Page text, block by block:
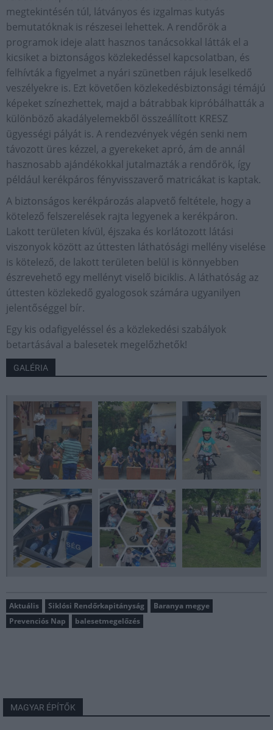
megtekintésén túl, látványos és izgalmas kutyás
bemutatóknak is részesei lehettek. A rendőrök a
programok ideje alatt hasznos tanácsokkal látták el a
kicsiket a biztonságos közlekedéssel kapcsolatban, és
felhívták a figyelmet a nyári szünetben rájuk leselkedő
veszélyekre is. Ezt követően közlekedésbiztonsági témájú
képeket színezhettek, majd a bátrabbak kipróbálhatták a
különböző akadályelemekből összeállított KRESZ
ügyességi pályát is. A rendezvények végén senki nem
távozott üres kézzel, a gyerekeket apró, ám de annál
hasznosabb ajándékokkal jutalmazták a rendőrök, így
például kerékpáros fényvisszaverő matricákat is kaptak.
A biztonságos kerékpározás alapvető feltétele, hogy a
kötelező felszerelések rajta legyenek a kerékpáron.
Lakott területen kívül, éjszaka és korlátozott látási
viszonyok között az úttesten láthatósági mellény viselése
is kötelező, de lakott területen belül is könnyebben
észrevehető egy mellényt viselő biciklis. A láthatóság az
úttesten közlekedő gyalogosok számára ugyanilyen
jelentőséggel bír.
Egy kis odafigyeléssel és a közlekedési szabályok
betartásával a balesetek megelőzhetők!
GALÉRIA
Aktuális Siklósi Rendőrkapitányság
Baranya megye
Prevenciós Nap
balesetmegelőzés
MAGYAR ÉPÍTŐK